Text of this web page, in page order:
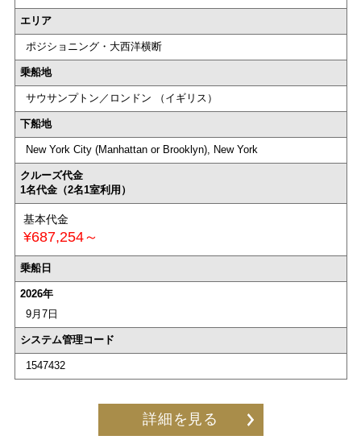
エリア
ポジショニング・大西洋横断
乗船地
サウサンプトン／ロンドン （イギリス）
下船地
New York City (Manhattan or Brooklyn), New York
クルーズ代金
1名代金（2名1室利用）
基本代金
¥687,254～
乗船日
2026年
9月7日
システム管理コード
1547432
詳細を見る